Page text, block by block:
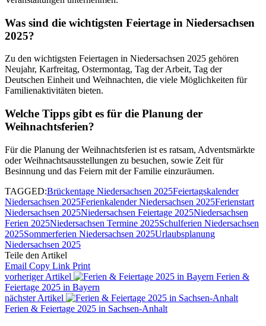
Was sind die wichtigsten Feiertage in Niedersachsen
2025?
Zu den wichtigsten Feiertagen in Niedersachsen 2025 gehören
Neujahr, Karfreitag, Ostermontag, Tag der Arbeit, Tag der
Deutschen Einheit und Weihnachten, die viele Möglichkeiten für
Familienaktivitäten bieten.
Welche Tipps gibt es für die Planung der
Weihnachtsferien?
Für die Planung der Weihnachtsferien ist es ratsam, Adventsmärkte
oder Weihnachtsausstellungen zu besuchen, sowie Zeit für
Besinnung und das Feiern mit der Familie einzuräumen.
TAGGED:Brückentage Niedersachsen 2025Feiertagskalender
Niedersachsen 2025Ferienkalender Niedersachsen 2025Ferienstart
Niedersachsen 2025Niedersachsen Feiertage 2025Niedersachsen
Ferien 2025Niedersachsen Termine 2025Schulferien Niedersachsen
2025Sommerferien Niedersachsen 2025Urlaubsplanung
Niedersachsen 2025
Teile den Artikel
Email Copy Link Print
vorheriger Artikel
Ferien &
Feiertage 2025 in Bayern
nächster Artikel
Ferien & Feiertage 2025 in Sachsen-Anhalt